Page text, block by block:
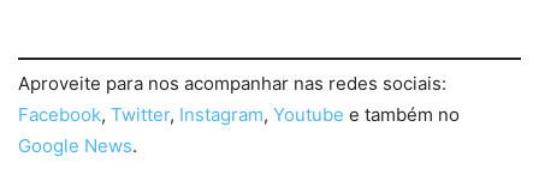
Aproveite para nos acompanhar nas redes sociais:
Facebook, Twitter, Instagram, Youtube e também no
Google News.